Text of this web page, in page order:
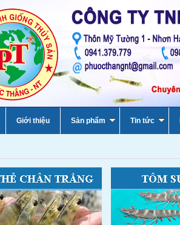
Giới thiệu Sản phẩm Tin tức